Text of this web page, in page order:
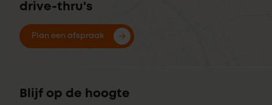
drive-thru's
Plan een afspraak
Blijf op de hoogte